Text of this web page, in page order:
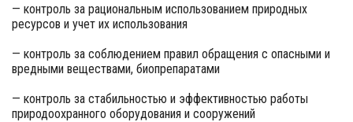
— контроль за рациональным использованием природных
ресурсов и учет их использования
— контроль за соблюдением правил обращения с опасными и
вредными веществами, биопрепаратами
— контроль за стабильностью и эффективностью работы
природоохранного оборудования и сооружений